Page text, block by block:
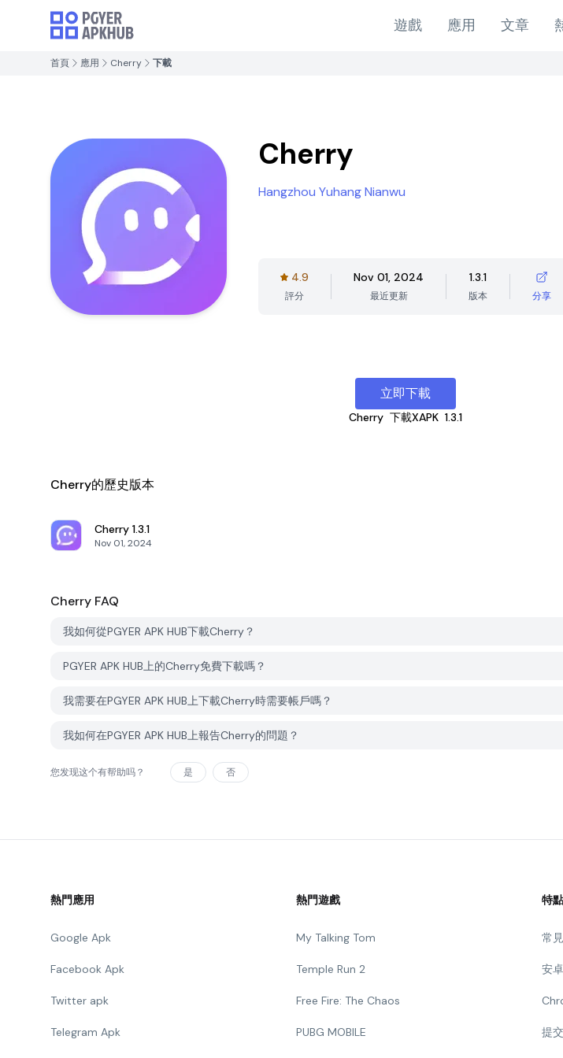
遊戲 應用 文章
首頁 應用 Cherry 下載
Cherry
Hangzhou Yuhang Nianwu
4.9
評分
Nov 01, 2024
最近更新
1.3.1
版本 分享
立即下載
Cherry 下載XAPK 1.3.1
Cherry的歷史版本
Cherry 1.3.1
Nov 01, 2024
Cherry FAQ
我如何從PGYER APK HUB下載Cherry？
PGYER APK HUB上的Cherry免費下載嗎？
我需要在PGYER APK HUB上下載Cherry時需要帳戶嗎？
我如何在PGYER APK HUB上報告Cherry的問題？
您发现这个有帮助吗？ 是 否
熱門應用
Google Apk
Facebook Apk
Twitter apk
Telegram Apk
熱門遊戲
My Talking Tom
Temple Run 2
Free Fire: The Chaos
PUBG MOBILE
特點
常
安
提